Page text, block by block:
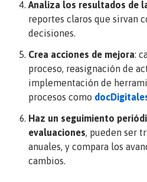
Analiza los resultados de
reportes claros que sirvan
decisiones.
Crea acciones de mejora:
proceso, reasignación de
implementación de
procesos como
Haz un seguimiento
evaluaciones, pueden ser
anuales, y compara los
cambios.